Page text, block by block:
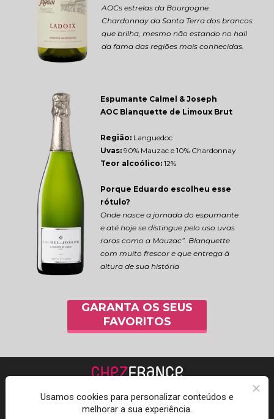
AOCs estrelas da Bourgogne.
Chardonnay da Santa Terra dos brancos
que brilha, mesmo não estando no hall
da fama das regiões mais conhecidas.
Espumante Calmel & Joseph
AOC Blanquette de Limoux Brut
Região: Languedoc
Uvas: 90% Mauzac e 10% Chardonnay
Teor alcoólico: 12%
Porque Eduardo escolheu esse
rótulo?
Onde nasce a jornada do espumante
e até hoje se distingue pelo uso uvas
raras como a Mauzac”. Blanquette
com muito frescor e que entrega à
altura de sua história
GARANTA OS SEUS
FAVORITOS
Usamos cookies para personalizar conteúdos e
melhorar a sua experiência.